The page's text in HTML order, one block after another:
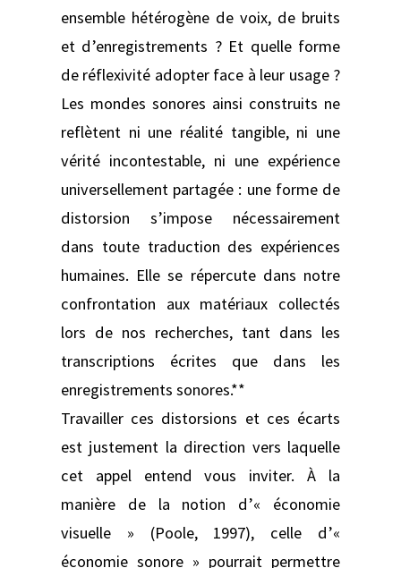
ensemble hétérogène de voix, de bruits
et d’enregistrements ? Et quelle forme
de réflexivité adopter face à leur usage ?
Les mondes sonores ainsi construits ne
reflètent ni une réalité tangible, ni une
vérité incontestable, ni une expérience
universellement partagée : une forme de
distorsion s’impose nécessairement
dans toute traduction des expériences
humaines. Elle se répercute dans notre
confrontation aux matériaux collectés
lors de nos recherches, tant dans les
transcriptions écrites que dans les
enregistrements sonores.**
Travailler ces distorsions et ces écarts
est justement la direction vers laquelle
cet appel entend vous inviter. À la
manière de la notion d’« économie
visuelle » (Poole, 1997), celle d’«
économie sonore » pourrait permettre